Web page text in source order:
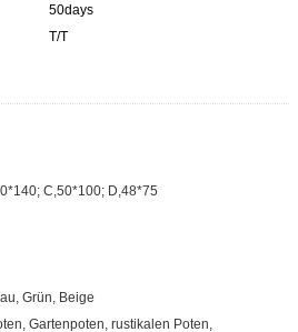
50days
T/T
C,50*100; D,48*75
Grün, Beige
Gartenpoten, rustikalen Poten,